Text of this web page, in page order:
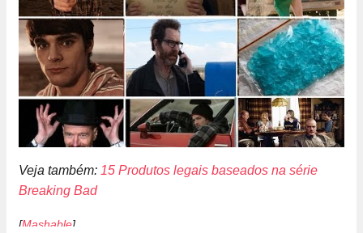
Veja também: 15 Produtos legais baseados na série
Breaking Bad
[Mashable]